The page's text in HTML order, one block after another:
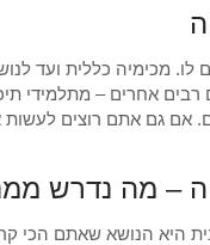
מכימיה כללית ועד
אחרים – מתלמידי
אם גם אתם רוצים
– מה נדרש
היא הנושא שאתם הכי